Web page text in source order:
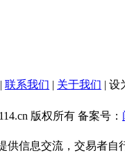
| 联系我们 | 关于我们 | 设
版权所有 备案号：
供信息交流，交易者